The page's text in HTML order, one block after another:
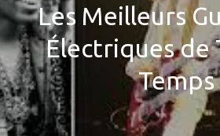
Les Meilleurs
Électriques de
Temps